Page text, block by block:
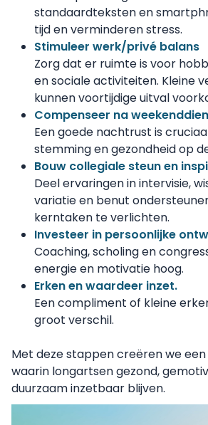
standaardteksten en
tijd en verminderen stress.
Stimuleer werk/privé balans
Zorg dat er ruimte is voor
en sociale activiteiten. Kleine
kunnen voortijdige uitval
Compenseer na
Een goede nachtrust is
stemming en gezondheid op
Bouw collegiale steun en
Deel ervaringen in intervisie,
variatie en benut
kerntaken te verlichten.
Investeer in persoonlijke
Coaching, scholing en
energie en motivatie hoog.
Erken en waardeer inzet.
Een compliment of kleine
groot verschil.
Met deze stappen creëren we
waarin longartsen gezond,
duurzaam inzetbaar blijven.